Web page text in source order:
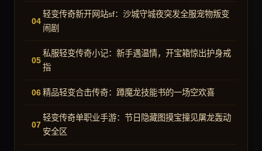
轻变传奇新开网站sf：沙城守城夜突发全服宠物叛变
闹剧
私服轻变传奇小记：新手遇温情，开宝箱惊出护身戒
指
精品轻变合击传奇：蹲魔龙技能书的一场空欢喜
轻变传奇单职业手游：节日隐藏图摸宝撞见屠龙轰动
安全区